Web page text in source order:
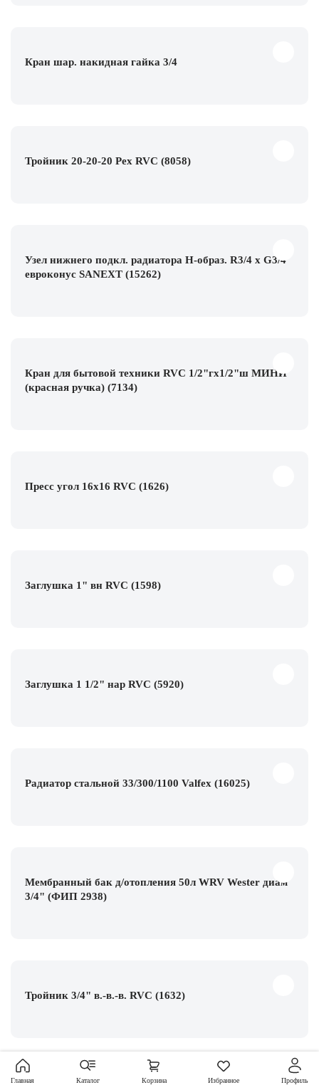
Кран шар. накидная гайка 3/4
Тройник 20-20-20 Pex RVC (8058)
Узел нижнего подкл. радиатора H-образ. R3/4 x G3/4
евроконус SANEXT (15262)
Кран для бытовой техники RVC 1/2"гх1/2"ш МИНИ
(красная ручка) (7134)
Пресс угол 16х16 RVC (1626)
Заглушка 1" вн RVC (1598)
Заглушка 1 1/2" нар RVC (5920)
Радиатор стальной 33/300/1100 Valfex (16025)
Мембранный бак д/отопления 50л WRV Wester диам
3/4" (ФИП 2938)
Тройник 3/4" в.-в.-в. RVC (1632)
Главная Каталог Корзина Избранное Профиль